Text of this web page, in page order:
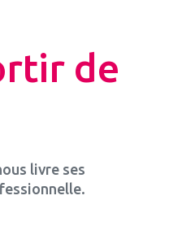
de
livre ses